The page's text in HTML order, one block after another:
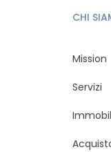
CHI
Mission
Servizi